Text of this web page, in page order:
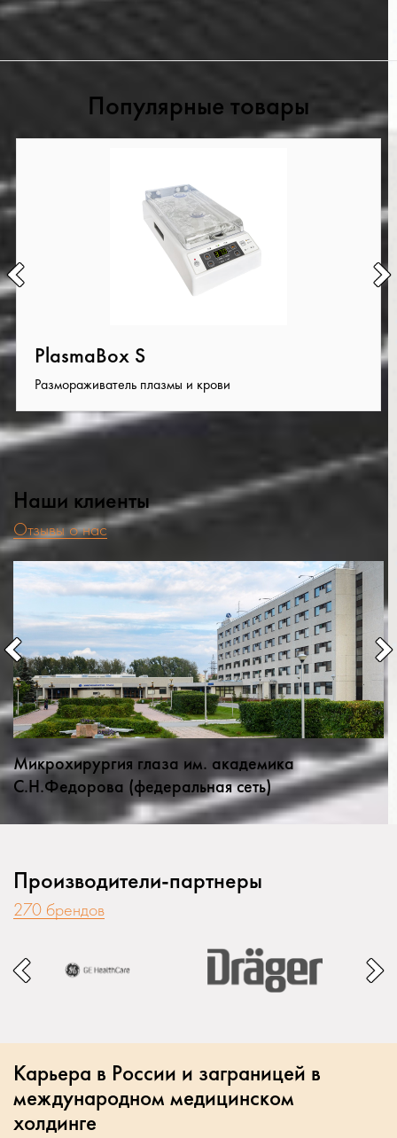
Популярные товары
PlasmaBox S
Размораживатель плазмы и крови
Наши клиенты
Отзывы о нас
Микрохирургия глаза им. академика
С.Н.Федорова (федеральная сеть)
Производители-партнеры
270 брендов
Карьера в России и заграницей в
международном медицинском
холдинге